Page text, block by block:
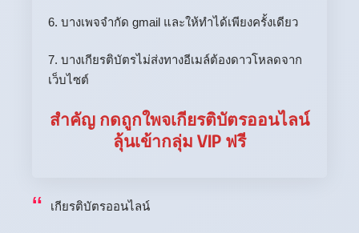
6. บางเพจจำกัด gmail และให้ทำได้เพียงครั้งเดียว
7. บางเกียรติบัตรไม่ส่งทางอีเมล์ต้องดาวโหลดจาก
เว็บไซต์
สำคัญ กดถูกใพจเกียรติบัตรออนไลน์
ลุ้นเข้ากลุ่ม VIP ฟรี
เกียรติบัตรออนไลน์